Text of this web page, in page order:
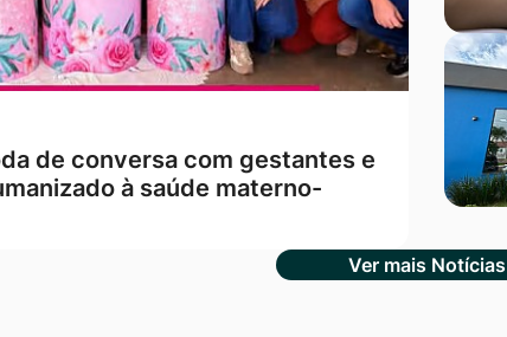
de conversa com gestantes e
à saúde materno-
Ver mais Notícias